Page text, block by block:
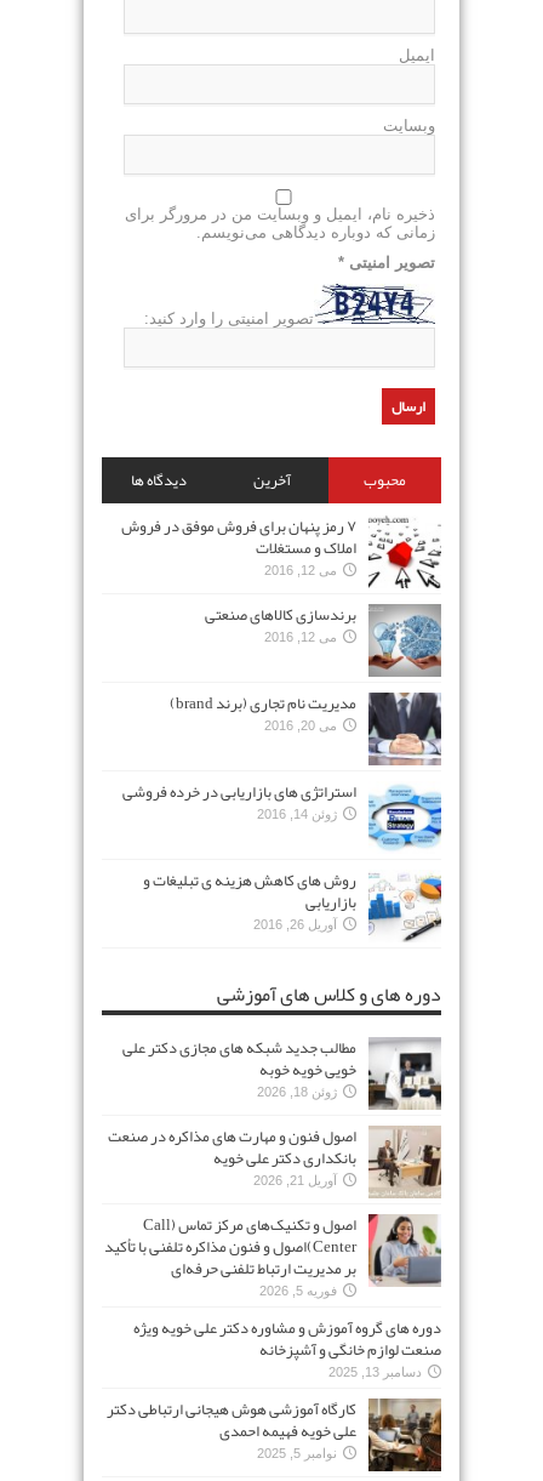
ایمیل
وبسایت
ذخیره نام، ایمیل و وبسایت من در مرورگر برای
زمانی که دوباره دیدگاهی می‌نویسم.
تصویر امنیتی *
تصویر امنیتی را وارد کنید:
محبوب آخرین
دیدگاه ها
۷ رمز پنهان برای فروش موفق در فروش
املاک و مستغلات
می 12, 2016
برندسازی کالاهای صنعتی
می 12, 2016
مدیریت نام تجاری (برند brand)
می 20, 2016
استراتژی های بازاریابی در خرده فروشی
ژوئن 14, 2016
روش های کاهش هزینه ی تبلیغات و
بازاریابی
آوریل 26, 2016
دوره های و کلاس های آموزشی
مطالب جدید شبکه های مجازی دکتر علی
خویی خویه خوبه
ژوئن 18, 2026
اصول فنون و مهارت های مذاکره در صنعت
بانکداری دکتر علی خویه
آوریل 21, 2026
اصول و تکنیک‌های مرکز تماس (Call
Center)اصول و فنون مذاکره تلفنی با تأکید
بر مدیریت ارتباط تلفنی حرفه‌ای
فوریه 5, 2026
دوره های گروه آموزش و مشاوره دکتر علی خویه ویژه
صنعت لوازم خانگی و آشپزخانه
دسامبر 13, 2025
کارگاه آموزشی هوش هیجانی ارتباطی دکتر
علی خویه فهیمه احمدی
نوامبر 5, 2025